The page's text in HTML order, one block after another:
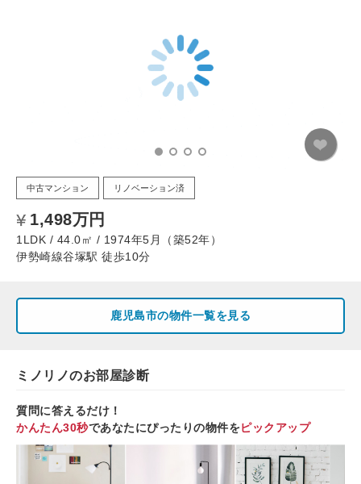
中古マンション リノベーション済
1,498万円
1LDK / 44.0㎡ / 1974年5月（築52年）
伊勢崎線谷塚駅 徒歩10分
鹿児島市の物件一覧を見る
ミノリノのお部屋診断
質問に答えるだけ！
かんたん30秒であなたにぴったりの物件をピックアップ